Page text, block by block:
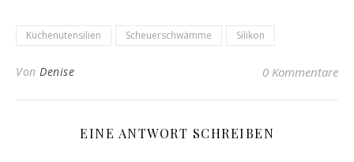
Küchenutensilien Scheuerschwämme Silikon
Von Denise 0 Kommentare
EINE ANTWORT SCHREIBEN